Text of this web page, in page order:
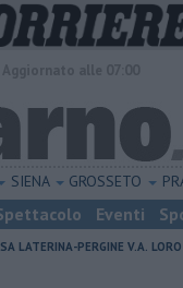
SIENA GROSSETO
Eventi
LATERINA-PERGINE V.A.